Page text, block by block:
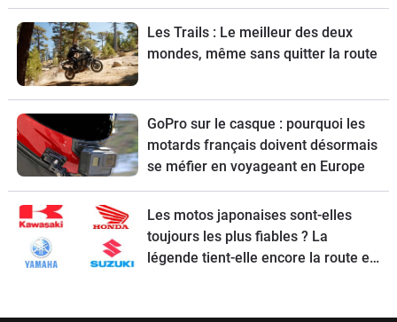
Les Trails : Le meilleur des deux
mondes, même sans quitter la route
GoPro sur le casque : pourquoi les
motards français doivent désormais
se méfier en voyageant en Europe
Les motos japonaises sont-elles
toujours les plus fiables ? La
légende tient-elle encore la route en